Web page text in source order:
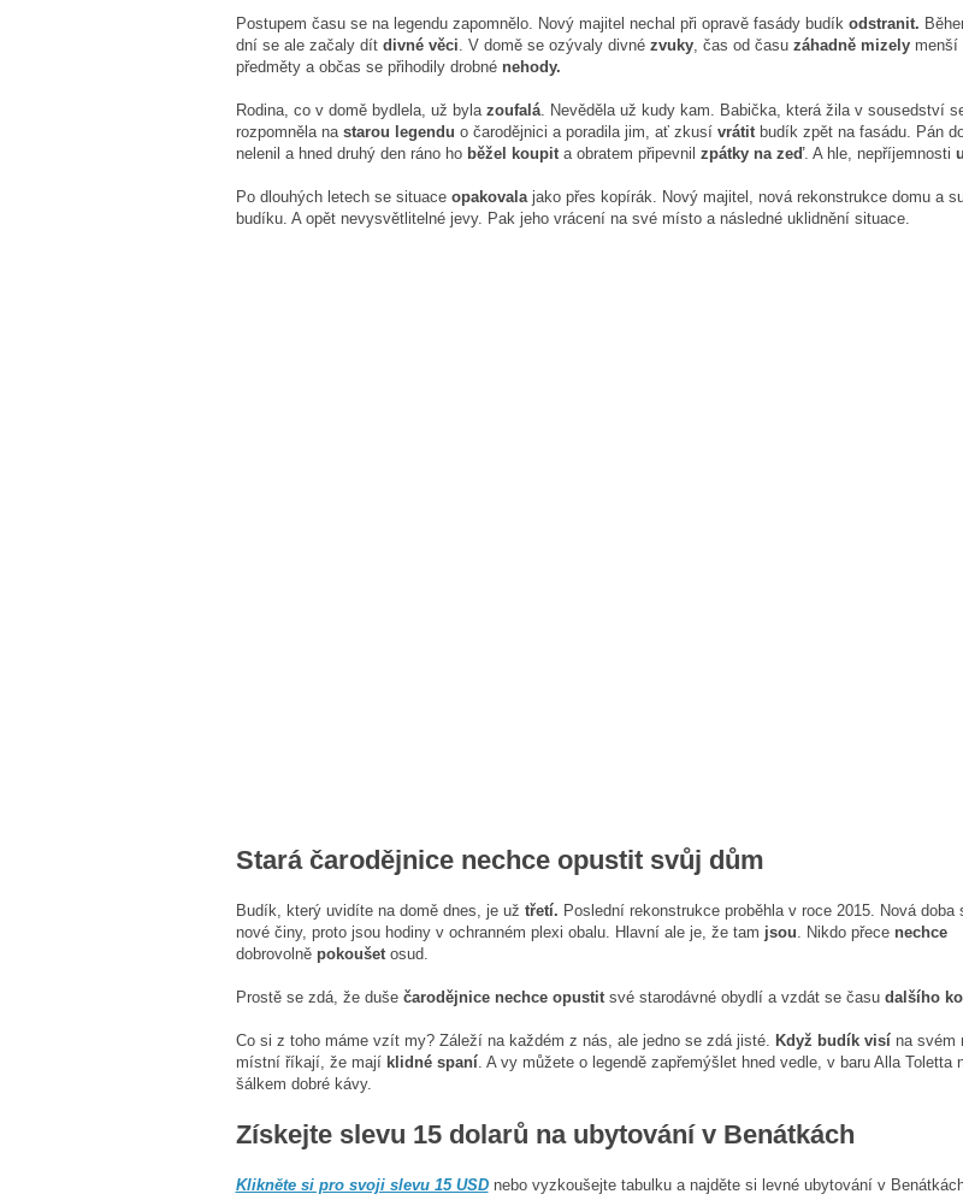
Postupem času se na legendu zapomnělo. Nový majitel nechal při opravě fasády budík odstranit.
dní se ale začaly dít divné věci . V domě se ozývaly divné zvuky, čas od času záhadně mizelymenší
předměty a občas se přihodily drobné nehody.
Rodina, co v domě bydlela, už byla zoufalá. Nevěděla už kudy kam. Babička, která žila v sousedství
rozpomněla na starou legendu o čarodějnici a poradila jim, ať zkusí vrátit budík zpět na fasádu. Pán
nelenil a hned druhý den ráno ho běžel koupita obratem připevnil zpátky na zeď. A hle, nepříjemnosti
Po dlouhých letech se situace opakovala jako přes kopírák. Nový majitel, nová rekonstrukce domu a
budíku. A opět nevysvětlitelné jevy. Pak jeho vrácení na své místo a následné uklidnění situace.
Stará čarodějnice nechce opustit svůj dům
Budík, který uvidíte na domě dnes, je už třetí. Poslední rekonstrukce proběhla v roce 2015. Nová doba
nové činy, proto jsou hodiny v ochranném plexi obalu. Hlavní ale je, že tam jsou . Nikdo přece nechce
dobrovolně pokoušetosud.
Prostě se zdá, že duše čarodějnice nechce opustit své starodávné obydlí a vzdát se času dalšího
Co si z toho máme vzít my? Záleží na každém z nás, ale jedno se zdá jisté. Když budík visína svém
místní říkají, že mají klidné spaní. A vy můžete o legendě zapřemýšlet hned vedle, v baru Alla Toletta
šálkem dobré kávy.
Získejte slevu 15 dolarů na ubytování v Benátkách
Klikněte si pro svoji slevu 15 USDnebo vyzkoušejte tabulku a najděte si levné ubytování v